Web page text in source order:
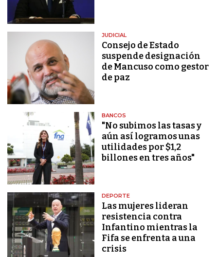
JUDICIAL
Consejo de Estado
suspende designación
de Mancuso como gestor
de paz
BANCOS
"No subimos las tasas y
aún así logramos unas
utilidades por $1,2
billones en tres años"
DEPORTE
Las mujeres lideran
resistencia contra
Infantino mientras la
Fifa se enfrenta a una
crisis